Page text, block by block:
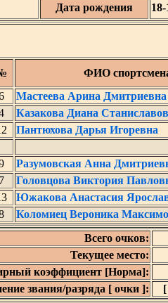
Дата рождения
18-
ФИО
Мастеева Арина Дмитриевна
Казакова Диана
Пантюхова Дарья Игоревна
Разумовская Анна
7
Головцова Виктория
Южакова Анастасия
Коломиец Вероника
Всего очков:
Текущее место:
коэффициент [Норма]:
звания/разряда [ очки ]: